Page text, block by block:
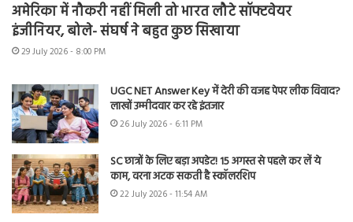
अमेरिका में नौकरी नहीं मिली तो भारत लौटे सॉफ्टवेयर
इंजीनियर, बोले- संघर्ष ने बहुत कुछ सिखाया
29 July 2026 - 8:00 PM
UGC NET Answer Key में देरी की वजह पेपर लीक विवाद?
लाखों उम्मीदवार कर रहे इंतजार
26 July 2026 - 6:11 PM
SC छात्रों के लिए बड़ा अपडेट! 15 अगस्त से पहले कर लें ये
काम, वरना अटक सकती है स्कॉलरशिप
22 July 2026 - 11:54 AM